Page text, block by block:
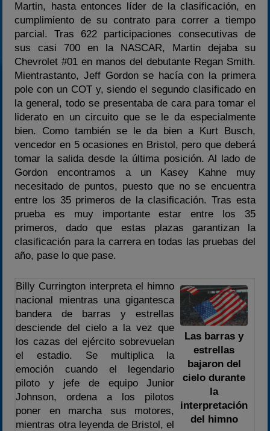
Martin, hasta entonces líder de la clasificación, en
cumplimiento de su contrato para correr a tiempo
parcial. Tras 622 participaciones consecutivas de
sus casi 700 en la NASCAR, Martin dejaba su
Chevrolet #01 en manos del debutante Regan Smith.
Mientrastanto, Jeff Gordon se hacía con la primera
pole con un COT y, siendo el segundo clasificado en
la general, todo se presentaba de cara para tomar el
liderato en un circuito que se le da especialmente
bien. Como también se le da bien a Kurt Busch,
vencedor en 5 ocasiones en Bristol, pero que deberá
tomar la salida desde la última posición. Al lado de
Gordon encontramos a un Kasey Kahne muy
necesitado de puntos, puesto que no se encuentra
entre los 35 primeros de la clasificación. Tras esta
prueba es muy importante estar entre los 35
primeros, dado que estas plazas garantizan la
clasificación para la carrera en todas las pruebas del
año, pase lo que pase.
Billy Currington interpreta el himno
nacional mientras una gigantesca
bandera de barras y estrellas
desciende del cielo a la vez que
los cazas del ejército sobrevuelan
el estadio. Se multiplica la
emoción cuando el legendario
piloto y jefe de equipo Junior
Johnson, ordena a los pilotos
poner en marcha sus motores,
mientras otra leyenda de Bristol, el
Las barras y
estrellas
bajaron del
cielo durante
la
interpretación
del himno